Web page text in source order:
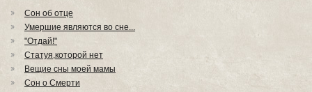
Сон об отце
Умершие являются во сне...
"Отдай!"
Статуя,которой нет
Вещие сны моей мамы
Сон о Смерти